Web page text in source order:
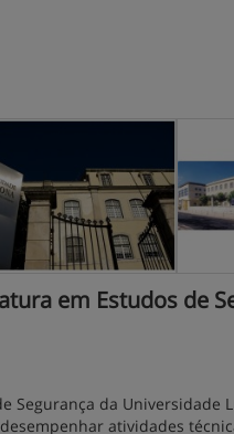
em Estudos de
Segurança da
atividades